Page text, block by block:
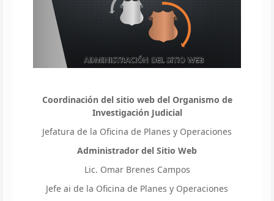
Coordinación del sitio web del Organismo de
Investigación Judicial
Jefatura de la Oficina de Planes y Operaciones
Administrador del Sitio Web
Lic. Omar Brenes Campos
Jefe ai de la Oficina de Planes y Operaciones